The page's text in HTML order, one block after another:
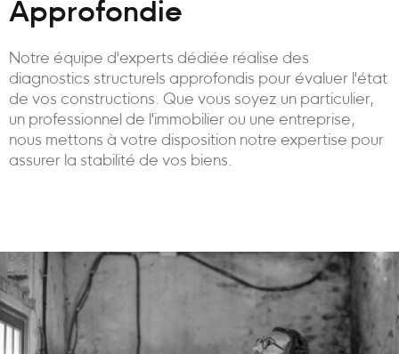
Approfondie
Notre équipe d'experts dédiée réalise des
diagnostics structurels approfondis pour évaluer l'état
de vos constructions. Que vous soyez un particulier,
un professionnel de l'immobilier ou une entreprise,
nous mettons à votre disposition notre expertise pour
assurer la stabilité de vos biens.